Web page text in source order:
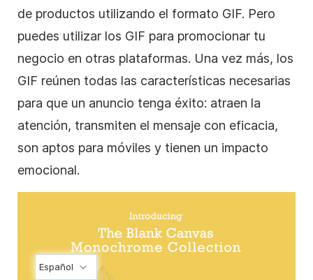
de productos utilizando el formato GIF. Pero
puedes utilizar los GIF para promocionar tu
negocio en otras plataformas. Una vez más, los
GIF reúnen todas las características necesarias
para que un anuncio tenga éxito: atraen la
atención, transmiten el mensaje con eficacia,
son aptos para móviles y tienen un impacto
emocional.
Español